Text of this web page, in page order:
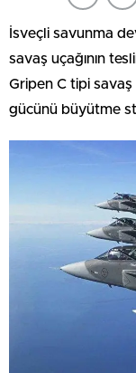
İsveçli savunma
savaş uçağının
Gripen C tipi savaş
gücünü büyütme